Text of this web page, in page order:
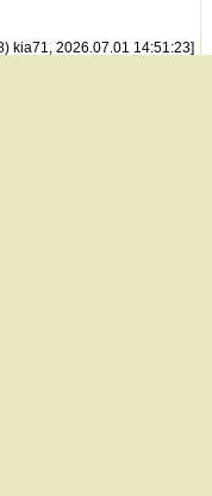
kia71, 2026.07.01 14:51:23]